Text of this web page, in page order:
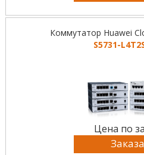
Коммутатор Huawei
S5731-
Цена по